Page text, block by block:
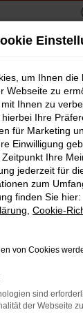
um Ihnen die
Webseite zu
Ihnen zu
Ihre
für Marketing
Einwilligung
Ihre
jederzeit für
zum
finden Sie hier:
Cookie-
von Cookies
sind
der Webseite